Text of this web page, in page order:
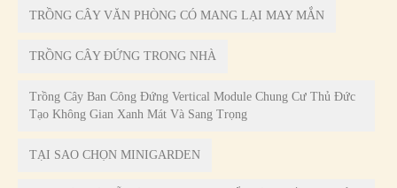
TRỒNG CÂY VĂN PHÒNG CÓ MANG LẠI MAY MẮN
TRỒNG CÂY ĐỨNG TRONG NHÀ
Trồng Cây Ban Công Đứng Vertical Module Chung Cư Thủ Đức
Tạo Không Gian Xanh Mát Và Sang Trọng
TẠI SAO CHỌN MINIGARDEN